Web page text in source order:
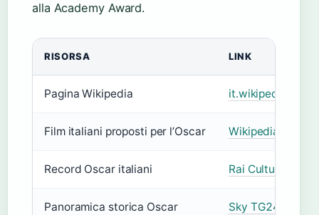
alla Academy Award.
RISORSA LINK
Pagina Wikipedia it.wikipedia.org/
Film italiani proposti per l’Oscar Wikipedia –
Record Oscar italiani Rai Cultura
Panoramica storica Oscar Sky TG24